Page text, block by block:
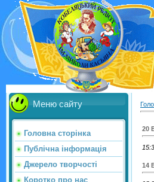
Меню сайту
Головна сторінка
Публічна інформація
Джерело творчості
Коротко про нас
20
14